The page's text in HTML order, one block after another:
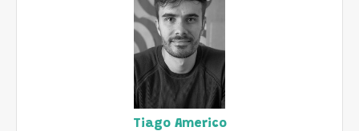
Tiago Americo